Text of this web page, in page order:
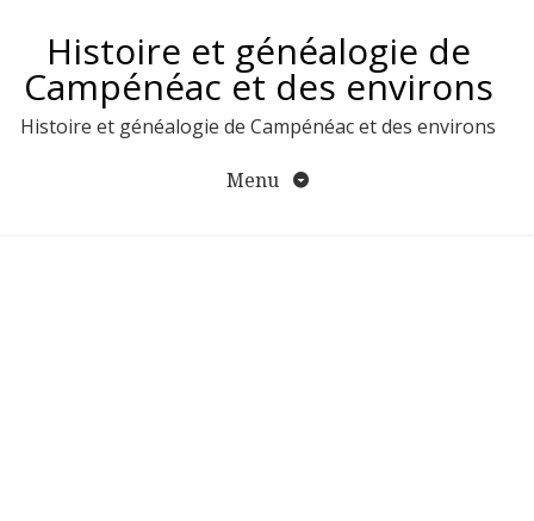
contenuHistoire et généalogie de
Campénéac et des environs
Histoire et généalogie de Campénéac et des environs
Menu